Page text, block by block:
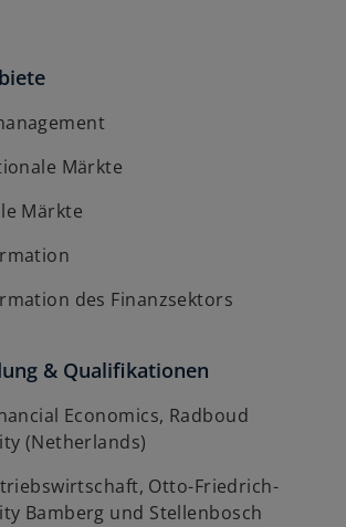
Märkte
Märkte
des Finanzsektors
& Qualifikationen
Economics, Radboud
(Netherlands)
Otto-Friedrich-
Bamberg und Stellenbosch